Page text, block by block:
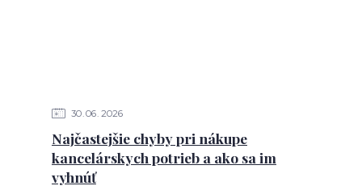
30 06 2026
Najčastejšie chyby pri nákupe
kancelárskych potrieb a ako sa im
vyhnúť